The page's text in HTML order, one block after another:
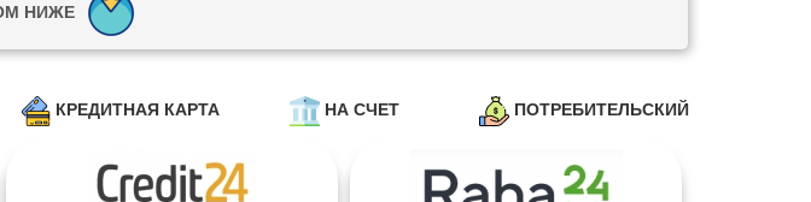
НИЖЕ
КРЕДИТНАЯ КАРТА НА СЧЕТ ПОТРЕБИТЕЛЬСКИЙ